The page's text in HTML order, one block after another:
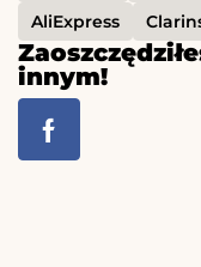
AliExpress
innym!